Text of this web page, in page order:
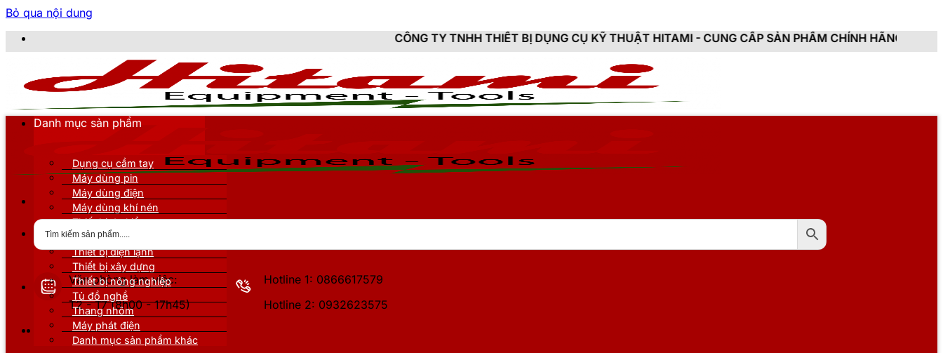
Bỏ qua nội dung
CÔNG TY TNHH THIẾT BỊ DỤNG CỤ KỸ THUẬT HITAMI - CUNG CẤP SẢN PHẨM CHÍNH HÃNG, MỚI 100%, ĐẦY ĐỦ
Văn phòng làm việc:
T2 - T7 (8h00 - 17h45)
Hotline 1: 0866617579
Hotline 2: 0932623575
Danh mục sản phẩm
Dụng cụ cầm tay
Máy dùng pin
Máy dùng điện
Máy dùng khí nén
Thiết bị đo kiểm
Thiết bị nâng đỡ
Thiết bị điện lạnh
Thiết bị xây dựng
Thiết bị nông nghiệp
Tủ đồ nghề
Thang nhôm
Máy phát điện
Danh mục sản phẩm khác